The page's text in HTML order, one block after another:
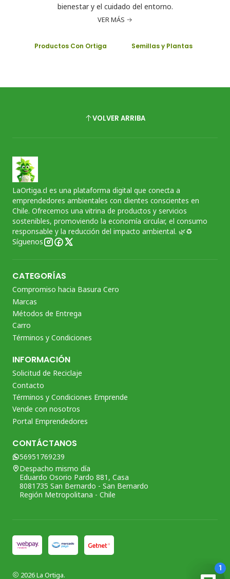
bienestar y el cuidado del entorno.
VER MÁS
Productos Con Ortiga Semillas y Plantas
VOLVER ARRIBA
LaOrtiga.cl es una plataforma digital que conecta a
emprendedores ambientales con clientes conscientes en
Chile. Ofrecemos una vitrina de productos y servicios
sostenibles, promoviendo la economía circular, el consumo
responsable y la reducción del impacto ambiental. 🌿♻️
Síguenos
CATEGORÍAS
Compromiso hacia Basura Cero
Marcas
Métodos de Entrega
Carro
Términos y Condiciones
INFORMACIÓN
Solicitud de Reciclaje
Contacto
Términos y Condiciones Emprende
Vende con nosotros
Portal Emprendedores
CONTÁCTANOS
56951769239
Despacho mismo día
Eduardo Osorio Pardo 881, Casa
8081735 San Bernardo - San Bernardo
Región Metropolitana - Chile
2026 La Ortiga.